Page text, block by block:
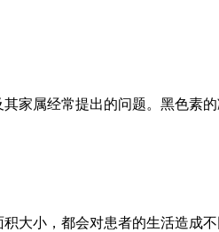
家属经常提出的问题。黑色素
大小，都会对患者的生活造成